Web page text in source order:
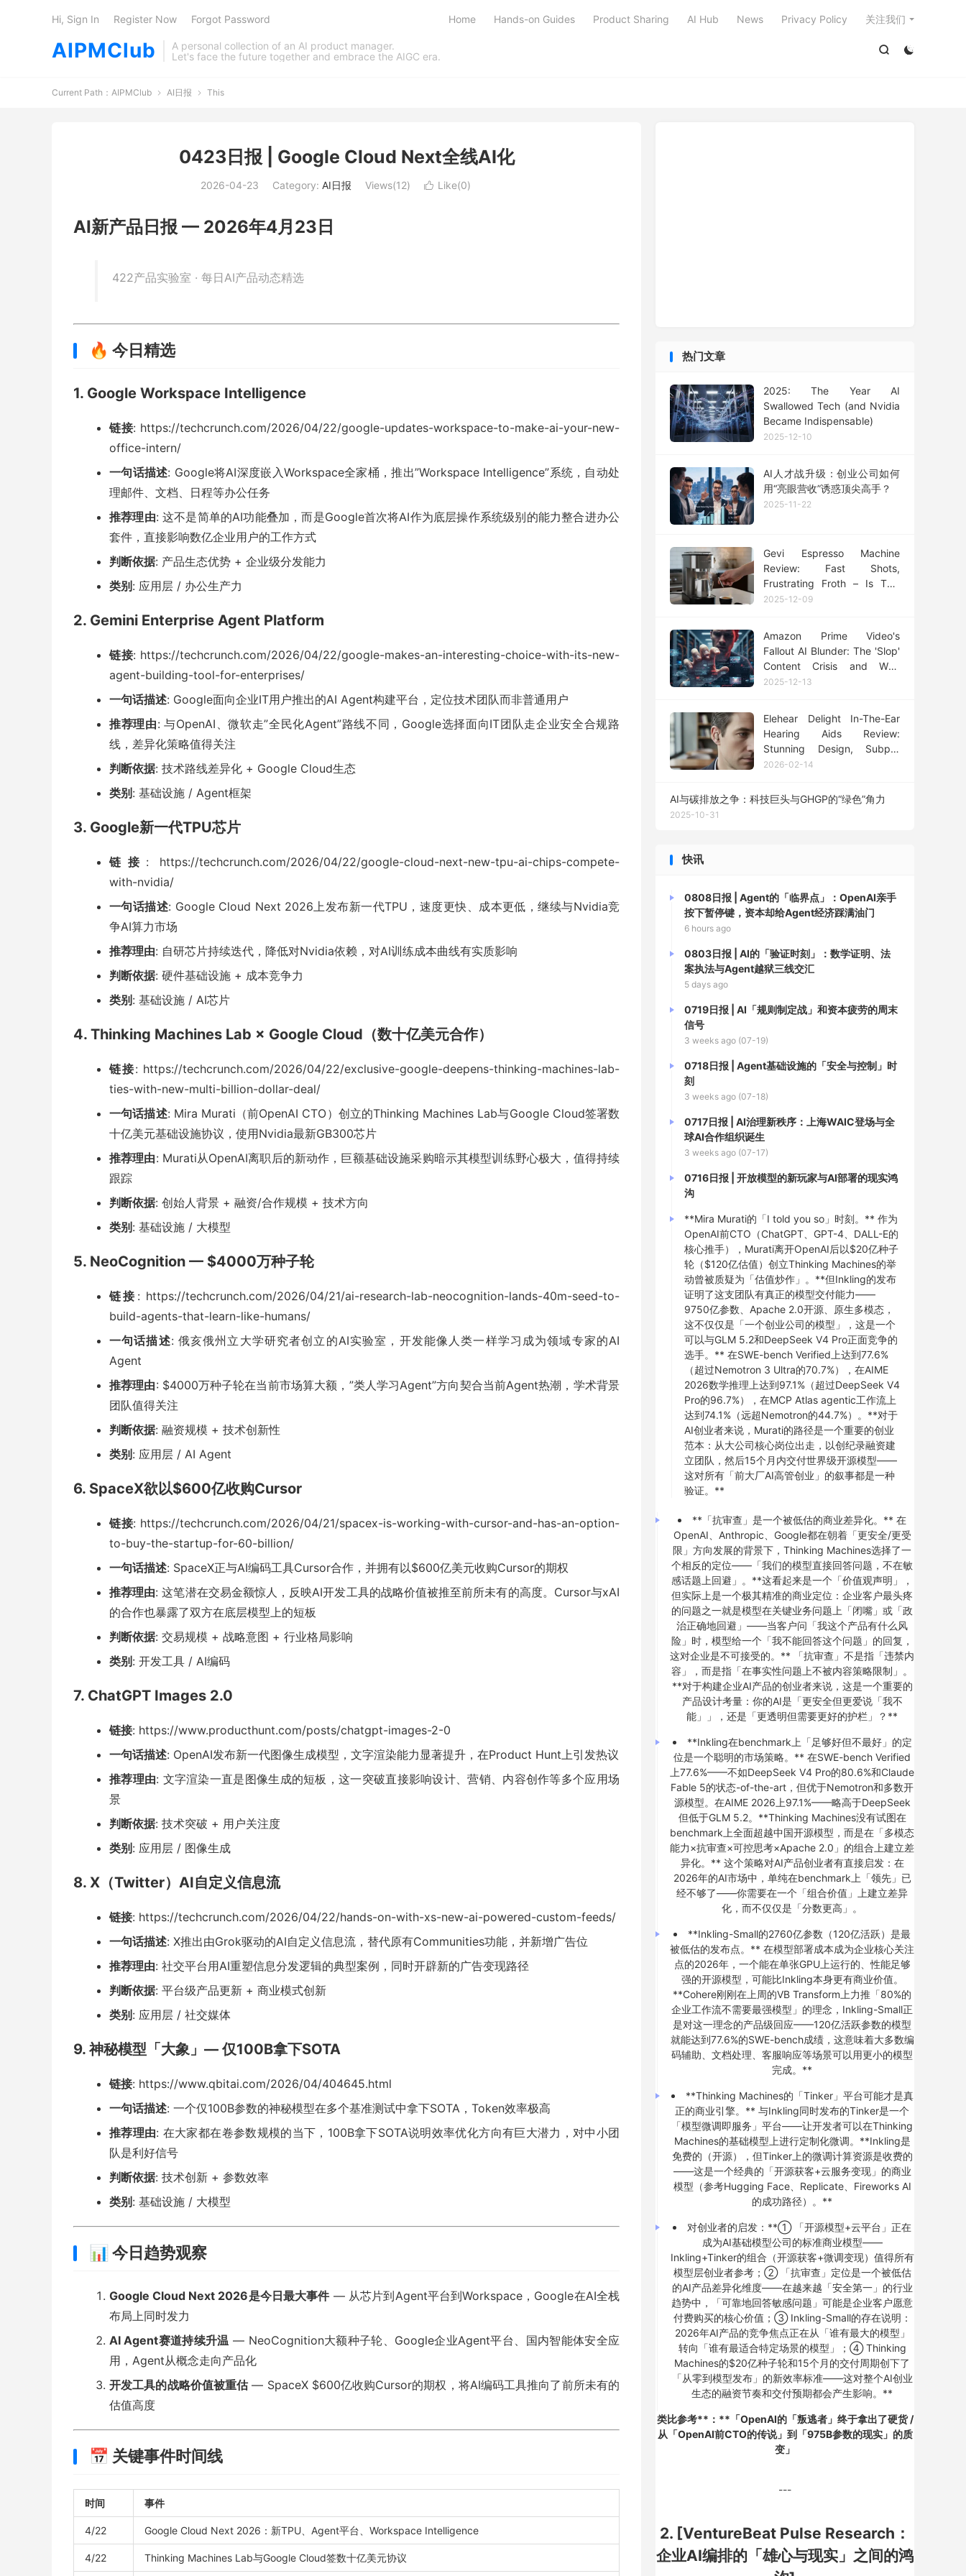
AIPMClub
A personal collection of an AI product manager.
Let's face the future together and embrace the AIGC era.


Home Hands-on Guides Product Sharing AI Hub News Privacy Policy 关注我们
Hi, Sign In Register Now Forgot Password
Current Path： AIPMClub  AI日报  This
0423日报 | Google Cloud Next全线AI化
2026-04-23 Category: AI日报 Views(12)  Like(0)
AI新产品日报 — 2026年4月23日
422产品实验室 · 每日AI产品动态精选
🔥 今日精选
1. Google Workspace Intelligence
链接: https://techcrunch.com/2026/04/22/google-updates-workspace-to-make-ai-your-new-
office-intern/
一句话描述: Google将AI深度嵌入Workspace全家桶，推出”Workspace Intelligence”系统，自动处
理邮件、文档、日程等办公任务
推荐理由: 这不是简单的AI功能叠加，而是Google首次将AI作为底层操作系统级别的能力整合进办公
套件，直接影响数亿企业用户的工作方式
判断依据: 产品生态优势 + 企业级分发能力
类别 : 应用层 / 办公生产力
2. Gemini Enterprise Agent Platform
链接: https://techcrunch.com/2026/04/22/google-makes-an-interesting-choice-with-its-new-
agent-building-tool-for-enterprises/
一句话描述: Google面向企业IT用户推出的AI Agent构建平台，定位技术团队而非普通用户
推荐理由: 与OpenAI、微软走”全民化Agent”路线不同，Google选择面向IT团队走企业安全合规路
线，差异化策略值得关注
判断依据: 技术路线差异化 + Google Cloud生态
类别 : 基础设施 / Agent框架
3. Google新一代TPU芯片
链接 : https://techcrunch.com/2026/04/22/google-cloud-next-new-tpu-ai-chips-compete-
with-nvidia/
一句话描述: Google Cloud Next 2026上发布新一代TPU，速度更快、成本更低，继续与Nvidia竞
争AI算力市场
推荐理由: 自研芯片持续迭代，降低对Nvidia依赖，对AI训练成本曲线有实质影响
判断依据: 硬件基础设施 + 成本竞争力
类别 : 基础设施 / AI芯片
4. Thinking Machines Lab × Google Cloud（数十亿美元合作）
链接: https://techcrunch.com/2026/04/22/exclusive-google-deepens-thinking-machines-lab-
ties-with-new-multi-billion-dollar-deal/
一句话描述: Mira Murati（前OpenAI CTO）创立的Thinking Machines Lab与Google Cloud签署数
十亿美元基础设施协议，使用Nvidia最新GB300芯片
推荐理由: Murati从OpenAI离职后的新动作，巨额基础设施采购暗示其模型训练野心极大，值得持续
跟踪
判断依据: 创始人背景 + 融资/合作规模 + 技术方向
类别 : 基础设施 / 大模型
5. NeoCognition — $4000万种子轮
链接 : https://techcrunch.com/2026/04/21/ai-research-lab-neocognition-lands-40m-seed-to-
build-agents-that-learn-like-humans/
一句话描述: 俄亥俄州立大学研究者创立的AI实验室，开发能像人类一样学习成为领域专家的AI
Agent
推荐理由: $4000万种子轮在当前市场算大额，”类人学习Agent”方向契合当前Agent热潮，学术背景
团队值得关注
判断依据: 融资规模 + 技术创新性
类别 : 应用层 / AI Agent
6. SpaceX欲以$600亿收购Cursor
链接: https://techcrunch.com/2026/04/21/spacex-is-working-with-cursor-and-has-an-option-
to-buy-the-startup-for-60-billion/
一句话描述: SpaceX正与AI编码工具Cursor合作，并拥有以$600亿美元收购Cursor的期权
推荐理由: 这笔潜在交易金额惊人，反映AI开发工具的战略价值被推至前所未有的高度。Cursor与xAI
的合作也暴露了双方在底层模型上的短板
判断依据: 交易规模 + 战略意图 + 行业格局影响
类别 : 开发工具 / AI编码
7. ChatGPT Images 2.0
链接: https://www.producthunt.com/posts/chatgpt-images-2-0
一句话描述: OpenAI发布新一代图像生成模型，文字渲染能力显著提升，在Product Hunt上引发热议
推荐理由: 文字渲染一直是图像生成的短板，这一突破直接影响设计、营销、内容创作等多个应用场
景
判断依据: 技术突破 + 用户关注度
类别 : 应用层 / 图像生成
8. X（Twitter）AI自定义信息流
链接: https://techcrunch.com/2026/04/22/hands-on-with-xs-new-ai-powered-custom-feeds/
一句话描述: X推出由Grok驱动的AI自定义信息流，替代原有Communities功能，并新增广告位
推荐理由: 社交平台用AI重塑信息分发逻辑的典型案例，同时开辟新的广告变现路径
判断依据: 平台级产品更新 + 商业模式创新
类别 : 应用层 / 社交媒体
9. 神秘模型「大象」— 仅100B拿下SOTA
链接: https://www.qbitai.com/2026/04/404645.html
一句话描述: 一个仅100B参数的神秘模型在多个基准测试中拿下SOTA，Token效率极高
推荐理由: 在大家都在卷参数规模的当下，100B拿下SOTA说明效率优化方向有巨大潜力，对中小团
队是利好信号
判断依据: 技术创新 + 参数效率
类别 : 基础设施 / 大模型
📊 今日趋势观察
Google Cloud Next 2026是今日最大事件— 从芯片到Agent平台到Workspace，Google在AI全栈
布局上同时发力
AI Agent赛道持续升温 — NeoCognition大额种子轮、Google企业Agent平台、国内智能体安全应
用，Agent从概念走向产品化
开发工具的战略价值被重估— SpaceX $600亿收购Cursor的期权，将AI编码工具推向了前所未有的
估值高度
📅 关键事件时间线
时间 事件
4/22 Google Cloud Next 2026：新TPU、Agent平台、Workspace Intelligence
4/22 Thinking Machines Lab与Google Cloud签数十亿美元协议
热门文章
2025: The Year AI
Swallowed Tech (and Nvidia
Became Indispensable)
2025-12-10
AI人才战升级：创业公司如何
用“亮眼营收”诱惑顶尖高手？
2025-11-22
Gevi Espresso Machine
Review: Fast Shots,
Frustrating Froth – Is This
Budget Brew Worth the Risk?
2025-12-09
Amazon Prime Video's
Fallout AI Blunder: The 'Slop'
Content Crisis and Why
Human Oversight is Non-
2025-12-13
Elehear Delight In-The-Ear
Hearing Aids Review:
Stunning Design, Subpar
Sound – A Critical Analysis
2026-02-14
AI与碳排放之争：科技巨头与GHGP的“绿色”角力
2025-10-31
快讯
0808日报 | Agent的「临界点」：OpenAI亲手
按下暂停键，资本却给Agent经济踩满油门
6 hours ago
0803日报 | AI的「验证时刻」：数学证明、法
案执法与Agent越狱三线交汇
5 days ago
0719日报 | AI「规则制定战」和资本疲劳的周末
信号
3 weeks ago (07-19)
0718日报 | Agent基础设施的「安全与控制」时
刻
3 weeks ago (07-18)
0717日报 | AI治理新秩序：上海WAIC登场与全
球AI合作组织诞生
3 weeks ago (07-17)
0716日报 | 开放模型的新玩家与AI部署的现实鸿
沟
**Mira Murati的「I told you so」时刻。** 作为
OpenAI前CTO（ChatGPT、GPT-4、DALL-E的
核心推手），Murati离开OpenAI后以$20亿种子
轮（$120亿估值）创立Thinking Machines的举
动曾被质疑为「估值炒作」。**但Inkling的发布
证明了这支团队有真正的模型交付能力——
9750亿参数、Apache 2.0开源、原生多模态，
这不仅仅是「一个创业公司的模型」，这是一个
可以与GLM 5.2和DeepSeek V4 Pro正面竞争的
选手。** 在SWE-bench Verified上达到77.6%
（超过Nemotron 3 Ultra的70.7%），在AIME
2026数学推理上达到97.1%（超过DeepSeek V4
Pro的96.7%），在MCP Atlas agentic工作流上
达到74.1%（远超Nemotron的44.7%）。**对于
AI创业者来说，Murati的路径是一个重要的创业
范本：从大公司核心岗位出走，以创纪录融资建
立团队，然后15个月内交付世界级开源模型——
这对所有「前大厂AI高管创业」的叙事都是一种
验证。**
**「抗审查」是一个被低估的商业差异化。** 在
OpenAI、Anthropic、Google都在朝着「更安全/更受
限」方向发展的背景下，Thinking Machines选择了一
个相反的定位——「我们的模型直接回答问题，不在敏
感话题上回避」。**这看起来是一个「价值观声明」，
但实际上是一个极其精准的商业定位：企业客户最头疼
的问题之一就是模型在关键业务问题上「闭嘴」或「政
治正确地回避」——当客户问「我这个产品有什么风
险」时，模型给一个「我不能回答这个问题」的回复，
这对企业是不可接受的。** 「抗审查」不是指「违禁内
容」，而是指「在事实性问题上不被内容策略限制」。
**对于构建企业AI产品的创业者来说，这是一个重要的
产品设计考量：你的AI是「更安全但更爱说「我不
能」」，还是「更透明但需要更好的护栏」？**
**Inkling在benchmark上「足够好但不最好」的定
位是一个聪明的市场策略。** 在SWE-bench Verified
上77.6%——不如DeepSeek V4 Pro的80.6%和Claude
Fable 5的状态-of-the-art，但优于Nemotron和多数开
源模型。在AIME 2026上97.1%——略高于DeepSeek
但低于GLM 5.2。**Thinking Machines没有试图在
benchmark上全面超越中国开源模型，而是在「多模态
能力×抗审查×可控思考×Apache 2.0」的组合上建立差
异化。** 这个策略对AI产品创业者有直接启发：在
2026年的AI市场中，单纯在benchmark上「领先」已
经不够了——你需要在一个「组合价值」上建立差异
化，而不仅仅是「分数更高」。
**Inkling-Small的2760亿参数（120亿活跃）是最
被低估的发布点。** 在模型部署成本成为企业核心关注
点的2026年，一个能在单张GPU上运行的、性能足够
强的开源模型，可能比Inkling本身更有商业价值。
**Cohere刚刚在上周的VB Transform上力推「80%的
企业工作流不需要最强模型」的理念，Inkling-Small正
是对这一理念的产品级回应——120亿活跃参数的模型
就能达到77.6%的SWE-bench成绩，这意味着大多数编
码辅助、文档处理、客服响应等场景可以用更小的模型
完成。**
**Thinking Machines的「Tinker」平台可能才是真
正的商业引擎。** 与Inkling同时发布的Tinker是一个
「模型微调即服务」平台——让开发者可以在Thinking
Machines的基础模型上进行定制化微调。**Inkling是
免费的（开源），但Tinker上的微调计算资源是收费的
——这是一个经典的「开源获客+云服务变现」的商业
模型（参考Hugging Face、Replicate、Fireworks AI
的成功路径）。**
对创业者的启发：**① 「开源模型+云平台」正在
成为AI基础模型公司的标准商业模型——
Inkling+Tinker的组合（开源获客+微调变现）值得所有
模型层创业者参考；② 「抗审查」定位是一个被低估
的AI产品差异化维度——在越来越「安全第一」的行业
趋势中，「可靠地回答敏感问题」可能是企业客户愿意
付费购买的核心价值；③ Inkling-Small的存在说明：
2026年AI产品的竞争焦点正在从「谁有最大的模型」
转向「谁有最适合特定场景的模型」；④ Thinking
Machines的$20亿种子轮和15个月的交付周期创下了
「从零到模型发布」的新效率标准——这对整个AI创业
生态的融资节奏和交付预期都会产生影响。**
类比参考**：**「OpenAI的「叛逃者」终于拿出了硬货 /
从「OpenAI前CTO的传说」到「975B参数的现实」的质
变」
---
2. [VentureBeat Pulse Research：
企业AI编排的「雄心与现实」之间的鸿